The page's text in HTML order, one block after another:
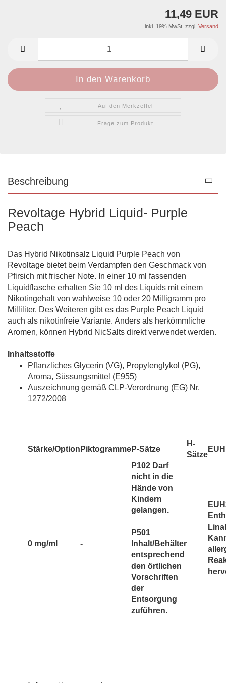
11,49 EUR
inkl. 19% MwSt. zzgl. Versand
Auf den Merkzettel
Frage zum Produkt
Beschreibung
Revoltage Hybrid Liquid- Purple
Peach
Das Hybrid Nikotinsalz Liquid Purple Peach von
Revoltage bietet beim Verdampfen den Geschmack von
Pfirsich mit frischer Note. In einer 10 ml fassenden
Liquidflasche erhalten Sie 10 ml des Liquids mit einem
Nikotingehalt von wahlweise 10 oder 20 Milligramm pro
Milliliter. Des Weiteren gibt es das Purple Peach Liquid
auch als nikotinfreie Variante. Anders als herkömmliche
Aromen, können Hybrid NicSalts direkt verwendet werden.
Inhaltsstoffe
Pflanzliches Glycerin (VG), Propylenglykol (PG),
Aroma, Süssungsmittel (E955)
Auszeichnung gemäß CLP-Verordnung (EG) Nr.
1272/2008
Stärke/Option PiktogrammeP-Sätze
H-
Sätze
EUH
0 mg/ml -
P102 Darf
nicht in die
Hände von
Kindern
gelangen.
P501
Inhalt/Behälter
entsprechend
den örtlichen
Vorschriften
der
Entsorgung
zuführen.